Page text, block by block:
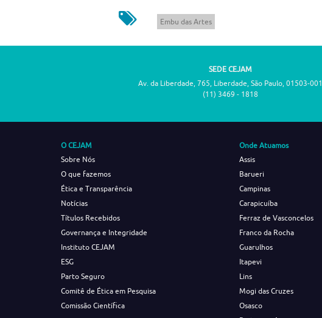
Embu das Artes
SEDE CEJAM
Av. da Liberdade, 765, Liberdade, São Paulo, 01503-001
(11) 3469 - 1818
O CEJAM
Sobre Nós
O que fazemos
Ética e Transparência
Notícias
Títulos Recebidos
Governança e Integridade
Instituto CEJAM
ESG
Parto Seguro
Comitê de Ética em Pesquisa
Comissão Científica
Onde Atuamos
Assis
Barueri
Campinas
Carapicuíba
Ferraz de Vasconcelos
Franco da Rocha
Guarulhos
Itapevi
Lins
Mogi das Cruzes
Osasco